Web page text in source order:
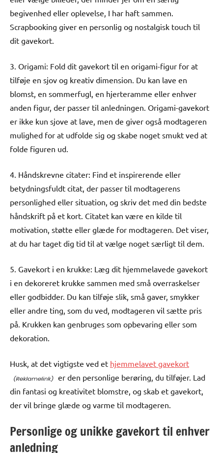
begivenhed eller oplevelse, I har haft sammen.
Scrapbooking giver en personlig og nostalgisk touch til
dit gavekort.
3. Origami: Fold dit gavekort til en origami-figur for at
tilføje en sjov og kreativ dimension. Du kan lave en
blomst, en sommerfugl, en hjerteramme eller enhver
anden figur, der passer til anledningen. Origami-gavekort
er ikke kun sjove at lave, men de giver også modtageren
mulighed for at udfolde sig og skabe noget smukt ved at
folde figuren ud.
4. Håndskrevne citater: Find et inspirerende eller
betydningsfuldt citat, der passer til modtagerens
personlighed eller situation, og skriv det med din bedste
håndskrift på et kort. Citatet kan være en kilde til
motivation, støtte eller glæde for modtageren. Det viser,
at du har taget dig tid til at vælge noget særligt til dem.
5. Gavekort i en krukke: Læg dit hjemmelavede gavekort
i en dekoreret krukke sammen med små overraskelser
eller godbidder. Du kan tilføje slik, små gaver, smykker
eller andre ting, som du ved, modtageren vil sætte pris
på. Krukken kan genbruges som opbevaring eller som
dekoration.
Husk, at det vigtigste ved et hjemmelavet gavekort
er den personlige berøring, du tilføjer. Lad
din fantasi og kreativitet blomstre, og skab et gavekort,
der vil bringe glæde og varme til modtageren.
Personlige og unikke gavekort til enhver
anledning